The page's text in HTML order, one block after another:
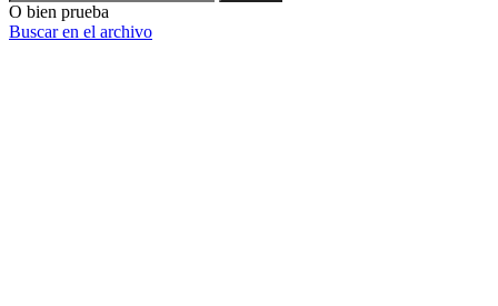
O bien prueba
Buscar en el archivo